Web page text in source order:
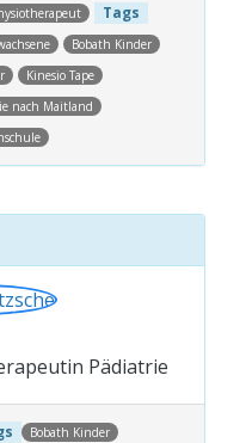
Tags
Bobath Kinder
Kinesio Tape
nach Maitland
Pädiatrie
Bobath Kinder